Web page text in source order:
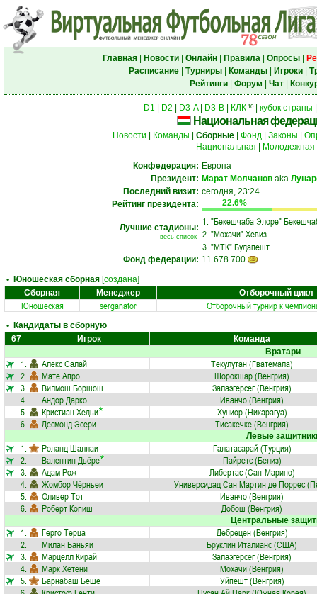
Главная| Новости| Онлайн| Правила| Опросы|
Расписание| Турниры| Команды| Игроки|
Рейтинги| Форум Чат|
D1 D2 D3-A| D3-B КЛК 10| кубок страны
Национальная
Новости Команды Сборные| Фонд| Законы
Национальная
Молодежная
Конфедерация: Европа
Президент: Марат Молчанов aka
Последний визит: сегодня, 23:24
Рейтинг президента:
22.6%
Лучшие стадионы:
весь список
1. "Бекешчаба Элоре"
2. "Мохачи" Хевиз
3. "МТК" Будапешт
Фонд федерации: 11 678 700
• Юношеская сборная [создана]
Сборная
Менеджер Отборочный цикл
Юношеская serganator Отборочный турнир к
• Кандидаты в сборную
67
Игрок
Команда
Вратари
1. Алекс Салай
Текулутан (Гватемала)
2.
Мате Апро
Шорокшар (Венгрия)
3.
Вилмош Боршош
Залаэгерсег (Венгрия)
4.
Андор Дарко
Иванчо (Венгрия)
5.
Кристиан Хедьи
Хуниор (Никарагуа)
6.
Десмонд Эсери Тисакечке (Венгрия)
Левые
1. Роланд Шаллаи
Галатасарай (Турция)
2.
Валентин Дьёре
Пайретс (Белиз)
3.
Адам Рож
Либертас (Сан-Марино)
4.
Жомбор Чёрньеи
Универсидад Сан Мартин де Поррес
5.
Оливер Тот
Иванчо (Венгрия)
6.
Роберт Копиш Добош (Венгрия)
Центральные
1. Герго Терца
Дебрецен (Венгрия)
2.
Милан Баньяи
Бруклин Италианс (США)
3.
Марцелл Кирай
Залаэгерсег (Венгрия)
4.
Марк Хетени
Мохачи (Венгрия)
5.
Барнабаш Беше
Уйпешт (Венгрия)